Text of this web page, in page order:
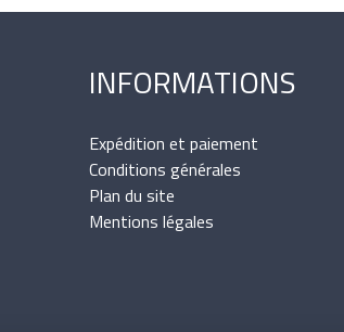
INFORMATIONS
Expédition et paiement
Conditions générales
Plan du site
Mentions légales